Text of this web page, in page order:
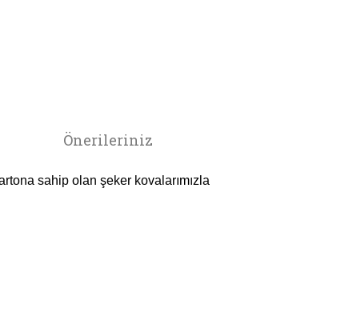
Önerileriniz
sahip olan şeker kovalarımızla